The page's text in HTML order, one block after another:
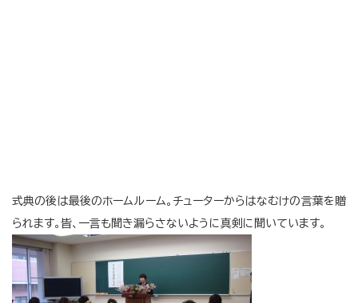
式典の後は最後のホームルーム。チューターからはなむけの言葉を贈
られます。皆、一言も聞き漏らさないように真剣に聞いています。